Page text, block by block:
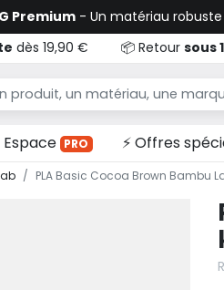
Premium - Un matériau
dès 19,90 € 📦 Retour sous
Espace PRO ⚡ Offres
PLA Basic Cocoa Brown Bambu